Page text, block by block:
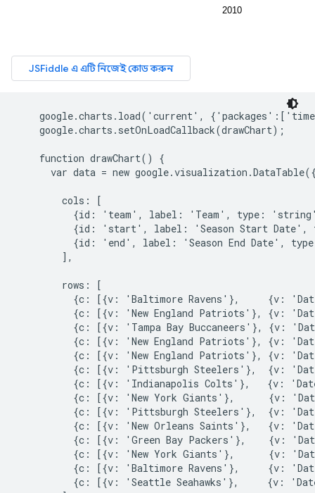
google.charts.load('current',
    google.charts.setOnLoadCallback(drawChart);
    function drawChart() {
var data = new
        cols: [
{id: 'team', label: 'Team', type:
{id: 'start', label: 'Season Start Date',
{id: 'end', label: 'Season End Date',
        ],
        rows: [
{c: [{v: 'Baltimore Ravens'},     {v:
{c: [{v: 'New England Patriots'}, {v:
{c: [{v: 'Tampa Bay Buccaneers'}, {v:
{c: [{v: 'New England Patriots'}, {v:
{c: [{v: 'New England Patriots'}, {v:
{c: [{v: 'Pittsburgh Steelers'},  {v:
{c: [{v: 'Indianapolis Colts'},   {v:
{c: [{v: 'New York Giants'},      {v:
{c: [{v: 'Pittsburgh Steelers'},  {v:
{c: [{v: 'New Orleans Saints'},   {v:
{c: [{v: 'Green Bay Packers'},    {v:
{c: [{v: 'New York Giants'},      {v:
{c: [{v: 'Baltimore Ravens'},     {v:
{c: [{v: 'Seattle Seahawks'},     {v: